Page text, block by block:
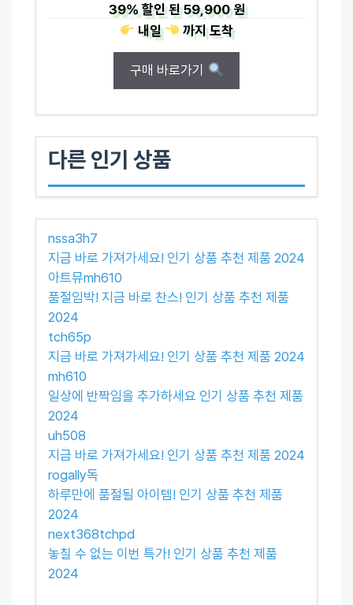
39%할인 된59,900 원
내일
까지도착
구매 바로가기
다른 인기 상품
nssa3h7
지금 바로 가져가세요! 인기 상품 추천 제품 2024
아트뮤mh610
품절임박! 지금 바로 찬스! 인기 상품 추천 제품
2024
tch65p
지금 바로 가져가세요! 인기 상품 추천 제품 2024
mh610
일상에 반짝임을 추가하세요 인기 상품 추천 제품
2024
uh508
지금 바로 가져가세요! 인기 상품 추천 제품 2024
rogally독
하루만에 품절될 아이템! 인기 상품 추천 제품
2024
next368tchpd
놓칠 수 없는 이번 특가! 인기 상품 추천 제품
2024